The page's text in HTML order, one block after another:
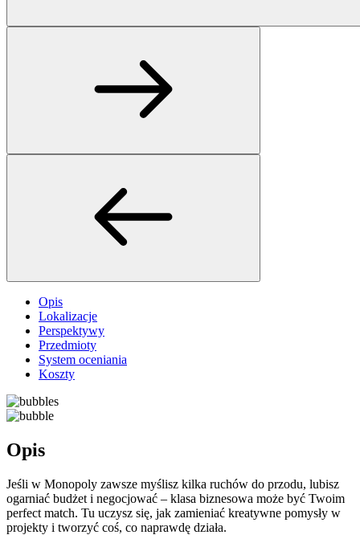
Opis
Lokalizacje
Perspektywy
Przedmioty
System oceniania
Koszty
Opis
Jeśli w Monopoly zawsze myślisz kilka ruchów do przodu, lubisz
ogarniać budżet i negocjować – klasa biznesowa może być Twoim
perfect match. Tu uczysz się, jak zamieniać kreatywne pomysły w
projekty i tworzyć coś, co naprawdę działa.